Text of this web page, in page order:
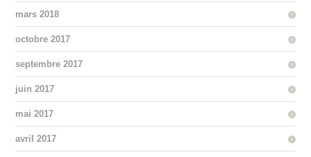
mars 2018
octobre 2017
septembre 2017
juin 2017
mai 2017
avril 2017